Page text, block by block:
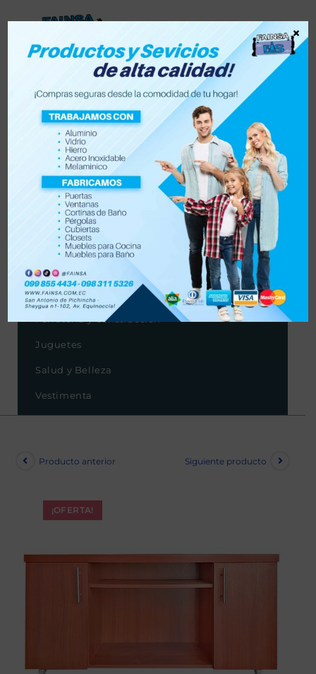
Lista de deseos
0
Tienda
Accesorios para vehículo y moto
Accesorios de hogar
Electrónica
Ferretería y Construcción
Juguetes
Salud y Belleza
Vestimenta
¡OFERTA!
Producto anterior Siguiente producto
×